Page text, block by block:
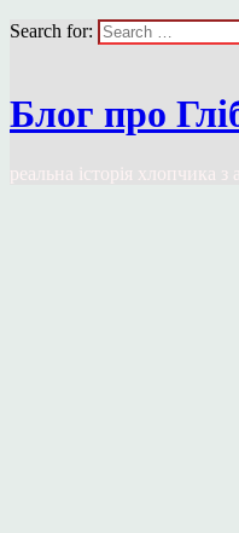
Search for:
Блог про
реальна історія хлопчика з